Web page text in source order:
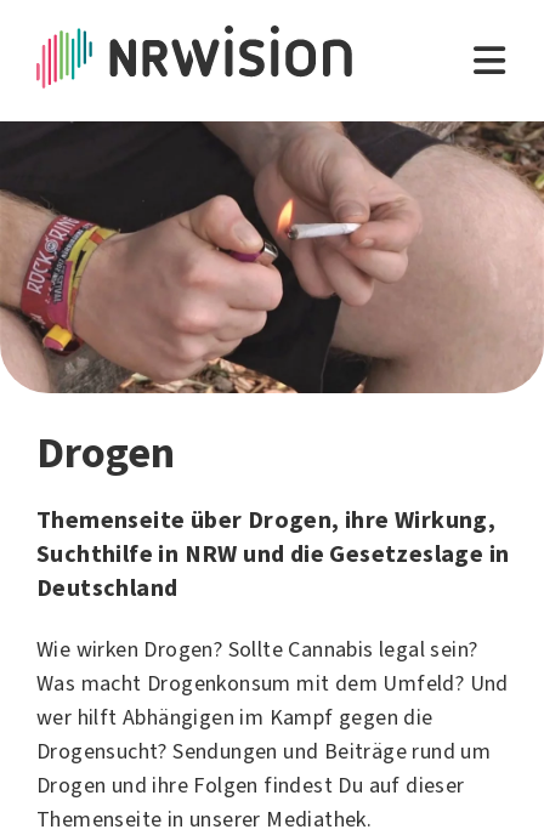
Drogen
Themenseite über Drogen, ihre Wirkung,
Suchthilfe in NRW und die Gesetzeslage in
Deutschland
Wie wirken Drogen? Sollte Cannabis legal sein?
Was macht Drogenkonsum mit dem Umfeld? Und
wer hilft Abhängigen im Kampf gegen die
Drogensucht? Sendungen und Beiträge rund um
Drogen und ihre Folgen findest Du auf dieser
Themenseite in unserer Mediathek.